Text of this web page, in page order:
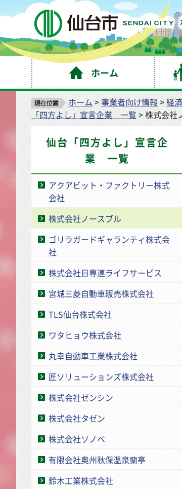
ホーム
ホーム >事業者向け情報 >経
「四方よし」宣言企業 一覧> 株式会社
仙台「四方よし」宣言企
業 一覧
アクアビット・ファクトリー株式
会社
株式会社ノースブル
ゴリラガードギャランティ株式会
社
株式会社日専連ライフサービス
宮城三菱自動車販売株式会社
TLS仙台株式会社
ワタヒョウ株式会社
丸幸自動車工業株式会社
匠ソリューションズ株式会社
株式会社ゼンシン
株式会社タゼン
株式会社ソノベ
有限会社奥州秋保温泉蘭亭
鈴木工業株式会社